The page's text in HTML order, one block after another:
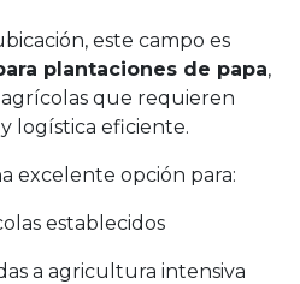
este campo es
plantaciones de papa,
que requieren
logística eficiente.
excelente opción para:
establecidos
a agricultura intensiva